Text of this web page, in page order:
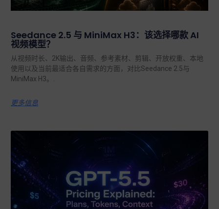
Seedance 2.5 与 MiniMax H3：该选择哪款 AI
视频模型？
从视频时长、2K输出、音频、参考素材、剪辑、开放权重、本地
使用以及当前最适合各自需求的方面，对比Seedance 2.5与
MiniMax H3。.
更多信息